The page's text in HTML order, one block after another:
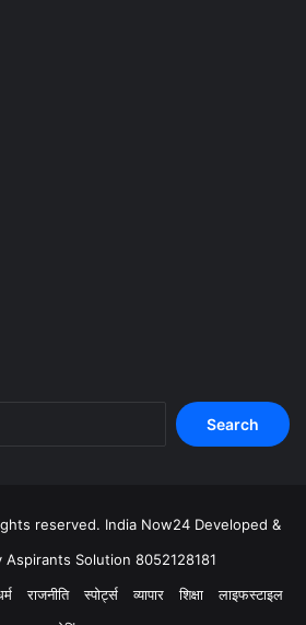
reserved. India Now24 Developed &
Aspirants Solution 8052128181
राजनीति स्पोर्ट्स व्यापार शिक्षा
लाइफस्टाइल